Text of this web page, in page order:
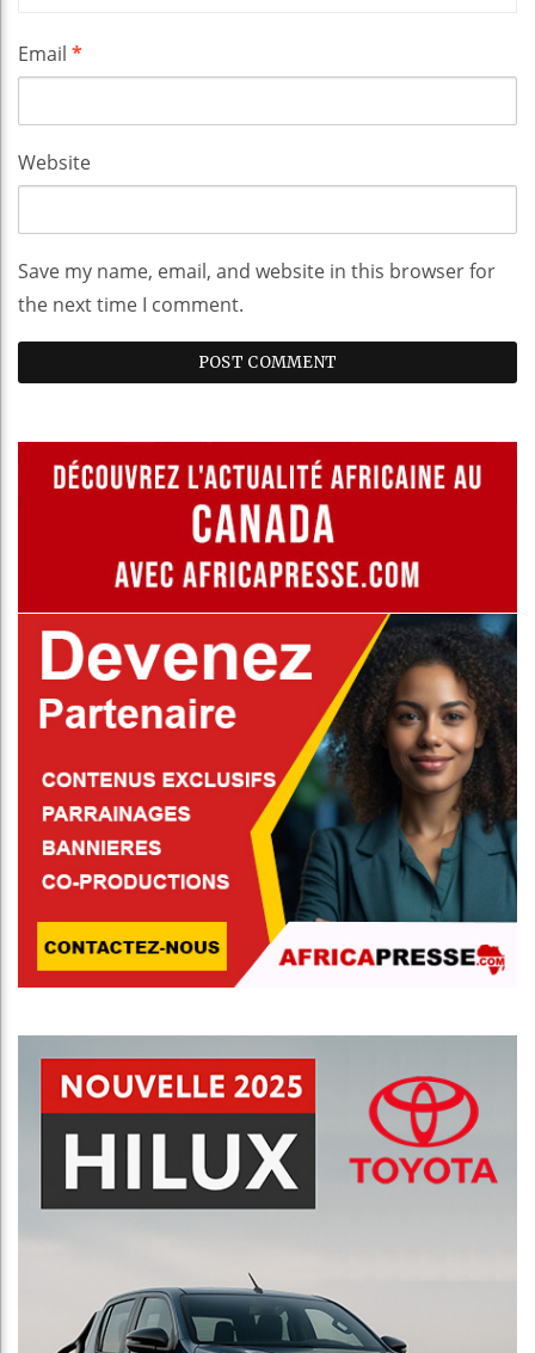
Email *
Website
Save my name, email, and website in this browser for
the next time I comment.